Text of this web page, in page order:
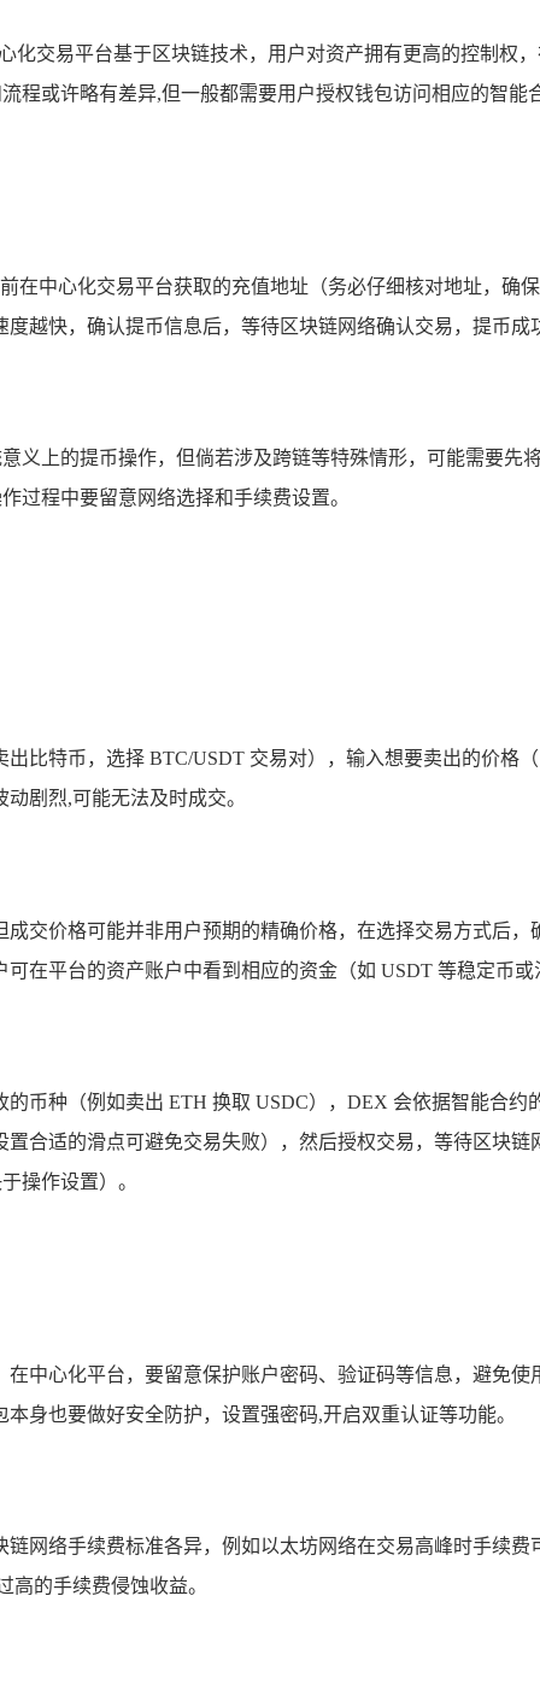
化交易平台基于区块链技术，用户对资产拥有更高的控制权
程或许略有差异,但一般都需要用户授权钱包访问相应的智能
在中心化交易平台获取的充值地址（务必仔细核对地址，确
越快，确认提币信息后，等待区块链网络确认交易，提币
义上的提币操作，但倘若涉及跨链等特殊情形，可能需要先
过程中要留意网络选择和手续费设置。
比特币，选择 BTC/USDT 交易对），输入想要卖出的价格
剧烈,可能无法及时成交。
交价格可能并非用户预期的精确价格，在选择交易方式后
在平台的资产账户中看到相应的资金（如 USDT 等稳定币
币种（例如卖出 ETH 换取 USDC），DEX 会依据智能合
合适的滑点可避免交易失败），然后授权交易，等待区块
操作设置）。
中心化平台，要留意保护账户密码、验证码等信息，避免
身也要做好安全防护，设置强密码,开启双重认证等功能。
网络手续费标准各异，例如以太坊网络在交易高峰时手续
的手续费侵蚀收益。